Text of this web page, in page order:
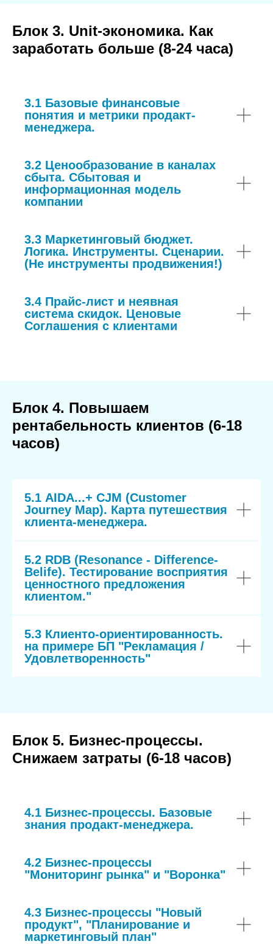
Блок 3. Unit-экономика. Как
заработать больше (8-24 часа)
3.1 Базовые финансовые
понятия и метрики продакт-
менеджера.
3.2 Ценообразование в каналах
сбыта. Сбытовая и
информационная модель
компании
3.3 Маркетинговый бюджет.
Логика. Инструменты. Сценарии.
(Не инструменты продвижения!)
3.4 Прайс-лист и неявная
система скидок. Ценовые
Соглашения с клиентами
Блок 4. Повышаем
рентабельность клиентов (6-18
часов)
5.1 AIDA...+ CJM (Customer
Journey Map). Карта путешествия
клиента-менеджера.
5.2 RDB (Resonance - Difference-
Belife). Тестирование восприятия
ценностного предложения
клиентом."
5.3 Клиенто-ориентированность.
на примере БП "Рекламация /
Удовлетворенность"
Блок 5. Бизнес-процессы.
Снижаем затраты (6-18 часов)
4.1 Бизнес-процессы. Базовые
знания продакт-менеджера.
4.2 Бизнес-процессы
"Мониторинг рынка" и "Воронка"
4.3 Бизнес-процессы "Новый
продукт", "Планирование и
маркетинговый план"